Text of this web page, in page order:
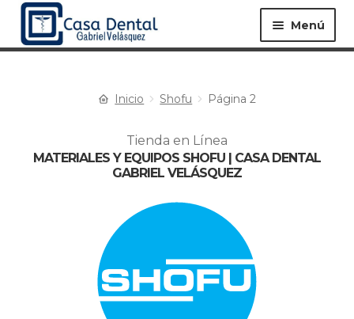
Menú
Equipos ▸ Materiales ▸
Especialidades ▸ Instrumentos ▸
Procedimientos ▸ Bioseguridad ▸
Desechables ▸
Inicio Shofu Página 2
Tienda en Línea
MATERIALES Y EQUIPOS SHOFU | CASA DENTAL
GABRIEL VELÁSQUEZ